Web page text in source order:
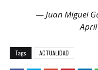
— Juan Miguel
April
Tags ACTUALIDAD